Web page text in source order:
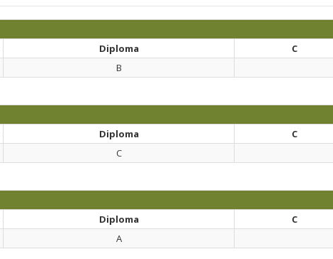
Diploma C
B
Diploma C
C
Diploma C
A